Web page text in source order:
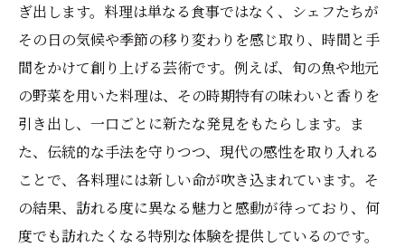
地産地消を体感する金沢市のミシュラン体
験
石川県の自然が生んだ素材の魅力
金沢市の割烹で堪能する新鮮な味
金沢市のミシュラン割烹が提供する至福のひと
とき
贅沢な時間を過ごす金沢市ミシュラン体験
心を満たす金沢のミシュラン割烹
ぎ出します。料理は単なる食事ではなく、シェフたちが
その日の気候や季節の移り変わりを感じ取り、時間と手
間をかけて創り上げる芸術です。例えば、旬の魚や地元
の野菜を用いた料理は、その時期特有の味わいと香りを
引き出し、一口ごとに新たな発見をもたらします。ま
た、伝統的な手法を守りつつ、現代の感性を取り入れる
ことで、各料理には新しい命が吹き込まれています。そ
の結果、訪れる度に異なる魅力と感動が待っており、何
度でも訪れたくなる特別な体験を提供しているのです。